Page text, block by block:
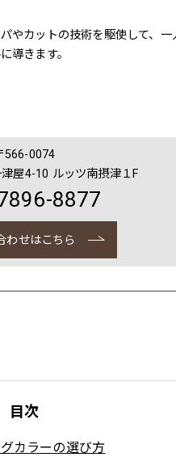
やカットの技術を駆使して、
導きます。
566-0074
屋4-10 ルッツ南摂津１F
8877
わせはこちら
目次
カラーの選び方